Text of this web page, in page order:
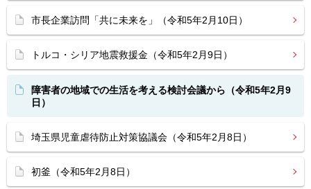
市長企業訪問「共に未来を」（令和5年2月10日）
トルコ・シリア地震救援金（令和5年2月9日）
障害者の地域での生活を考える検討会議から（令和5年2月9
日）
埼玉県児童虐待防止対策協議会（令和5年2月8日）
初釜（令和5年2月8日）